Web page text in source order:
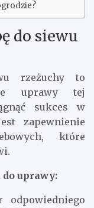
do siewu
rzeżuchy to
uprawy tej
sukces w
zapewnienie
które
do uprawy: